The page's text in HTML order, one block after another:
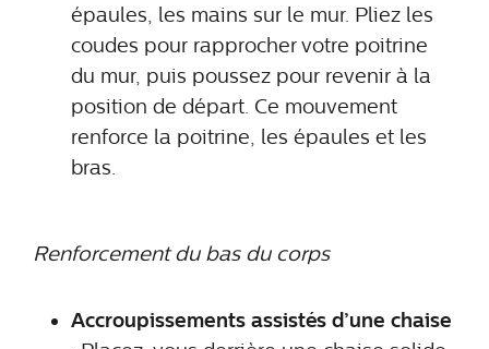
épaules, les mains sur le mur. Pliez les
coudes pour rapprocher votre poitrine
du mur, puis poussez pour revenir à la
position de départ. Ce mouvement
renforce la poitrine, les épaules et les
bras.
Renforcement du bas du corps
Accroupissements assistés d’une chaise